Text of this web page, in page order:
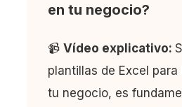
en tu negocio?
📹 Vídeo explicativo:
plantillas de Excel
tu negocio, es